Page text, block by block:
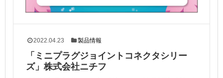
2022.04.23 製品情報
「ミニプラグジョイントコネクタシリー
ズ」株式会社ニチフ